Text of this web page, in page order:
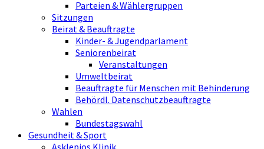
Parteien & Wählergruppen
Sitzungen
Beirat & Beauftragte
Kinder- & Jugendparlament
Seniorenbeirat
Veranstaltungen
Umweltbeirat
Beauftragte für Menschen mit Behinderung
Behördl. Datenschutzbeauftragte
Wahlen
Bundestagswahl
Gesundheit & Sport
Asklepios Klinik